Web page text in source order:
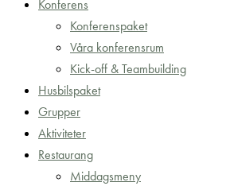
Konferens
Konferenspaket
Våra konferensrum
Kick-off & Teambuilding
Husbilspaket
Grupper
Aktiviteter
Restaurang
Middagsmeny